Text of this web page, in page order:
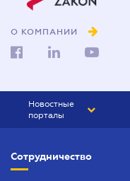
О КОМПАНИИ
Новостные
порталы
БИЗНЕС
Сотрудничество